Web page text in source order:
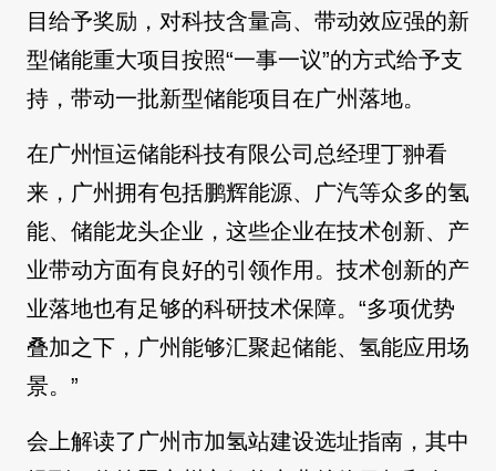
目给予奖励，对科技含量高、带动效应强的新
型储能重大项目按照“一事一议”的方式给予支
持，带动一批新型储能项目在广州落地。
在广州恒运储能科技有限公司总经理丁翀看
来，广州拥有包括鹏辉能源、广汽等众多的氢
能、储能龙头企业，这些企业在技术创新、产
业带动方面有良好的引领作用。技术创新的产
业落地也有足够的科研技术保障。“多项优势
叠加之下，广州能够汇聚起储能、氢能应用场
景。”
会上解读了广州市加氢站建设选址指南，其中